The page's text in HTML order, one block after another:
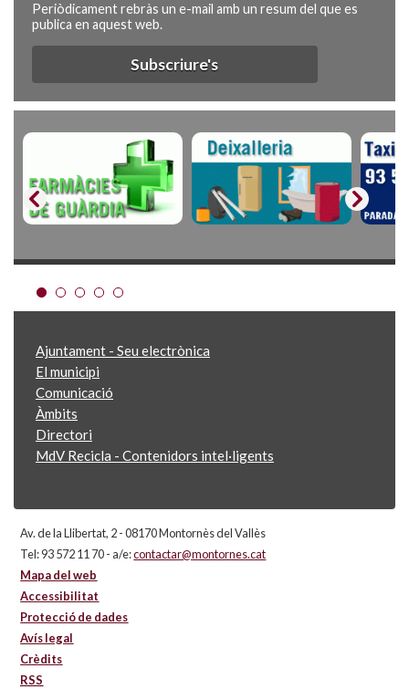
Periòdicament rebràs un e-mail amb un resum del que es
publica en aquest web.
Subscriure's
Ajuntament - Seu electrònica
El municipi
Comunicació
Àmbits
Directori
MdV Recicla - Contenidors intel·ligents
Av. de la Llibertat, 2 - 08170 Montornès del Vallès
Tel: 93 572 11 70 - a/e:contactar@montornes.cat
Mapa del web
Accessibilitat
Protecció de dades
Avís legal
Crèdits
RSS